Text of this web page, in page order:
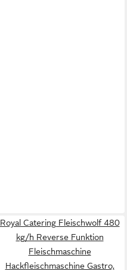
Royal Catering Fleischwolf 480
kg/h Reverse Funktion
Fleischmaschine
Hackfleischmaschine Gastro,